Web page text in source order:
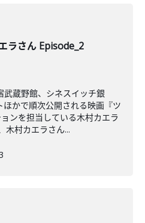
ラさん Episode_2
蔵野館、シネスイッチ銀
かで順次公開される映画『ツ
ンを担当している木村カエラ
木村カエラさん...